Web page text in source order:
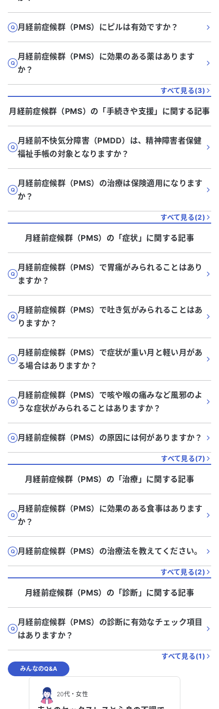
月経前症候群（PMS）にピルは有効ですか？
月経前症候群（PMS）に効果のある薬はあります
か？
すべて見る(3)
月経前症候群（PMS） の「手続きや支援」に関する記事
月経前不快気分障害（PMDD）は、精神障害者保健
福祉手帳の対象となりますか？
月経前症候群（PMS）の治療は保険適用になります
か？
すべて見る(2)
月経前症候群（PMS） の「症状 」に関する記事
月経前症候群（PMS）で胃痛がみられることはあり
ますか？
月経前症候群（PMS）で吐き気がみられることはあ
りますか？
月経前症候群（PMS）で症状が重い月と軽い月があ
る場合はありますか？
月経前症候群（PMS）で咳や喉の痛みなど風邪のよ
うな症状がみられることはありますか？
月経前症候群（PMS）の原因には何がありますか？
すべて見る(7)
月経前症候群（PMS） の「治療 」に関する記事
月経前症候群（PMS）に効果のある食事はあります
か？
月経前症候群（PMS）の治療法を教えてください。
すべて見る(2)
月経前症候群（PMS） の「診断 」に関する記事
月経前症候群（PMS）の診断に有効なチェック項目
はありますか？
すべて見る(1)
みんなのQ&A
20代・女性